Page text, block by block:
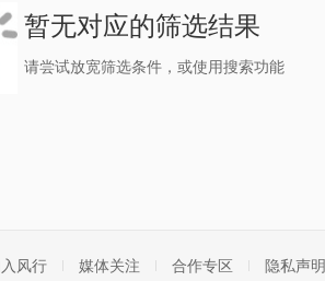
暂无对应的筛选结果
请尝试放宽筛选条件，或使用搜索功能
风行 媒体关注 合作专区 隐私声明